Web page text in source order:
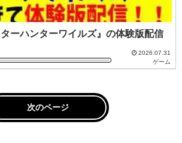
ターハンターワイルズ』の体験版配信
2026.07.31
ゲーム
次のページ